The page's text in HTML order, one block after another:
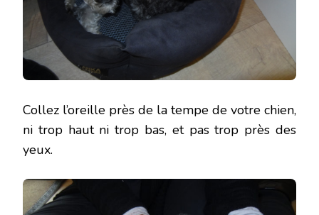
Collez l’oreille près de la tempe de votre chien,
ni trop haut ni trop bas, et pas trop près des
yeux.